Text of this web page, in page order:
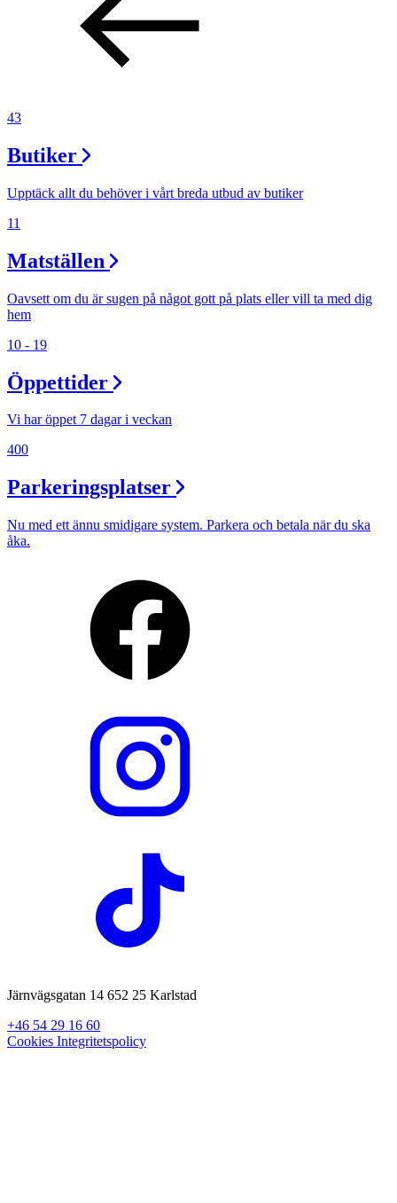
43
Butiker
Upptäck allt du behöver i vårt breda utbud av butiker
11
Matställen
Oavsett om du är sugen på något gott på plats eller vill ta med dig
hem
10 - 19
Öppettider
Vi har öppet 7 dagar i veckan
400
Parkeringsplatser
Nu med ett ännu smidigare system. Parkera och betala när du ska
åka.
Järnvägsgatan 14 652 25 Karlstad
+46 54 29 16 60
Cookies Integritetspolicy